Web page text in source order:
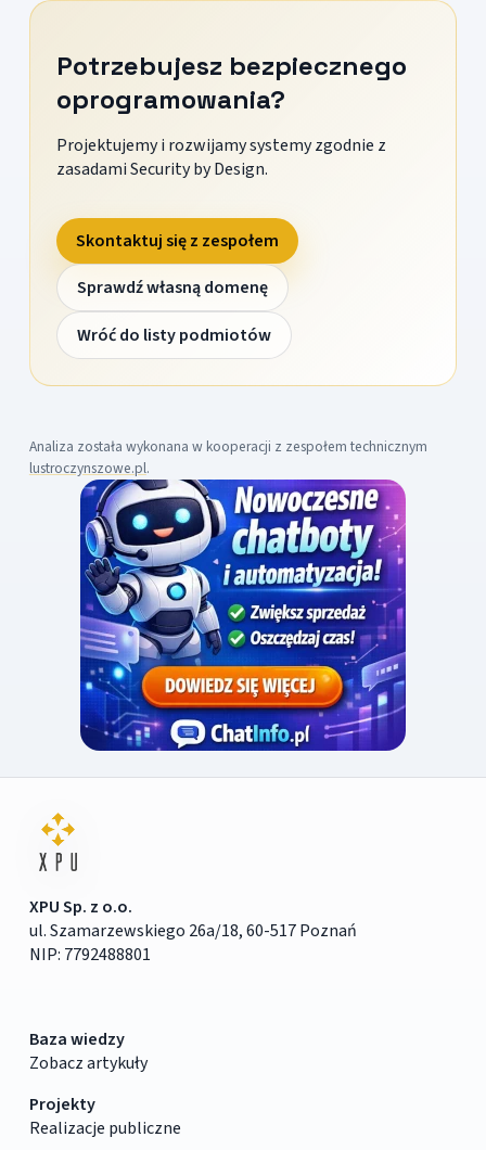
Potrzebujesz bezpiecznego
oprogramowania?
Projektujemy i rozwijamy systemy zgodnie z
zasadami Security by Design.
Skontaktuj się z zespołem
Sprawdź własną domenę
Wróć do listy podmiotów
Analiza została wykonana w kooperacji z zespołem technicznym
lustroczynszowe.pl.
XPU Sp. z o.o.
ul. Szamarzewskiego 26a/18, 60-517 Poznań
NIP: 7792488801
Baza wiedzy
Zobacz artykuły
Projekty
Realizacje publiczne